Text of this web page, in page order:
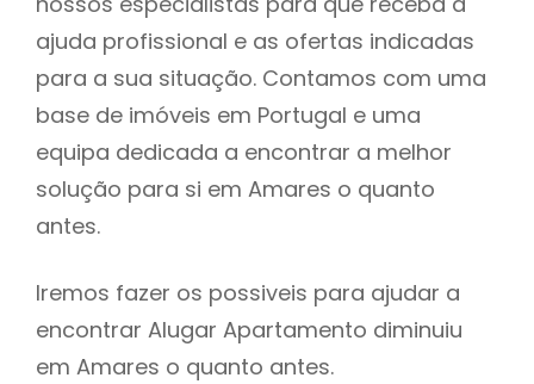
ajuda profissional e as ofertas indicadas
para a sua situação. Contamos com uma
base de imóveis em Portugal e uma
equipa dedicada a encontrar a melhor
solução para si em Amares o quanto
antes.
Iremos fazer os possiveis para ajudar a
encontrar Alugar Apartamento diminuiu
em Amares o quanto antes.